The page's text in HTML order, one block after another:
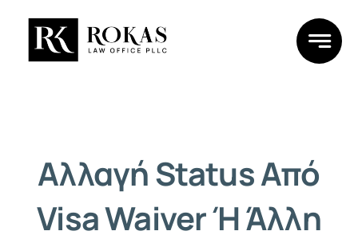
content
Αλλαγή Status Από
Visa Waiver Ή Άλλη